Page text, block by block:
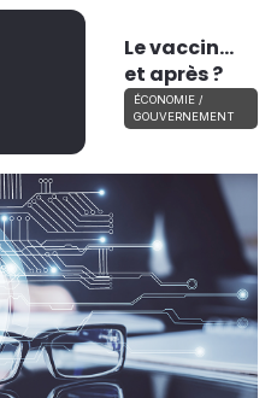
Le vaccin…
et après ?
ÉCONOMIE /
GOUVERNEMENT